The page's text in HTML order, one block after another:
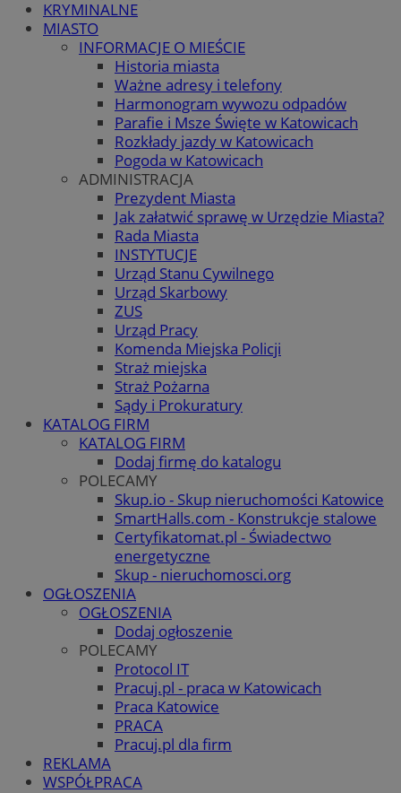
KRYMINALNE
MIASTO
INFORMACJE O MIEŚCIE
Historia miasta
Ważne adresy i telefony
Harmonogram wywozu odpadów
Parafie i Msze Święte w Katowicach
Rozkłady jazdy w Katowicach
Pogoda w Katowicach
ADMINISTRACJA
Prezydent Miasta
Jak załatwić sprawę w Urzędzie Miasta?
Rada Miasta
INSTYTUCJE
Urząd Stanu Cywilnego
Urząd Skarbowy
ZUS
Urząd Pracy
Komenda Miejska Policji
Straż miejska
Straż Pożarna
Sądy i Prokuratury
KATALOG FIRM
KATALOG FIRM
Dodaj firmę do katalogu
POLECAMY
Skup.io - Skup nieruchomości Katowice
SmartHalls.com - Konstrukcje stalowe
Certyfikatomat.pl - Świadectwo
energetyczne
Skup - nieruchomosci.org
OGŁOSZENIA
OGŁOSZENIA
Dodaj ogłoszenie
POLECAMY
Protocol IT
Pracuj.pl - praca w Katowicach
Praca Katowice
PRACA
Pracuj.pl dla firm
REKLAMA
WSPÓŁPRACA